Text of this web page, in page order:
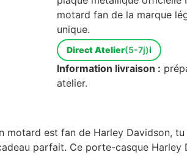
motard fan de la marque
unique.
Direct Atelier(5-7j)i
Information livraison :
atelier.
est fan de Harley Davidson,
parfait. Ce porte-casque